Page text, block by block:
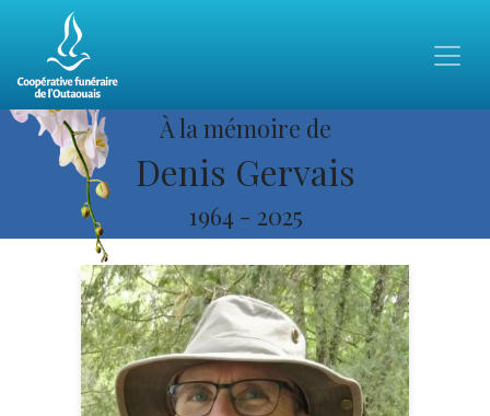
À la mémoire de
Denis Gervais
1964 - 2025